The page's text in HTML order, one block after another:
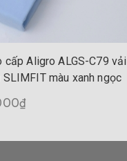
cấp Aligro ALGS-C79 vải
màu xanh ngọc